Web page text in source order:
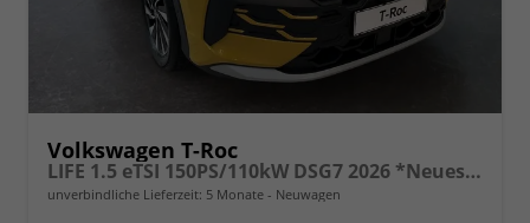
Volkswagen T-Roc
LIFE 1.5 eTSI 150PS/110kW DSG7 2026 *Neues Modell*
unverbindliche Lieferzeit: 5 Monate Neuwagen